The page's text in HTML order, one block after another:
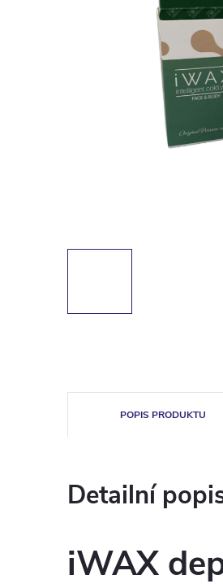
POPIS PRODUKTU
Detailní
iWAX